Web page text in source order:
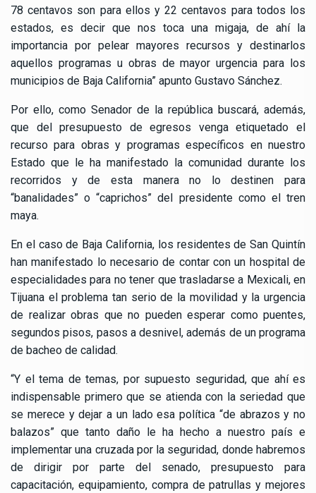
78 centavos son para ellos y 22 centavos para todos los
estados, es decir que nos toca una migaja, de ahí la
importancia por pelear mayores recursos y destinarlos
aquellos programas u obras de mayor urgencia para los
municipios de Baja California” apunto Gustavo Sánchez.
Por ello, como Senador de la república buscará, además,
que del presupuesto de egresos venga etiquetado el
recurso para obras y programas específicos en nuestro
Estado que le ha manifestado la comunidad durante los
recorridos y de esta manera no lo destinen para
“banalidades” o “caprichos” del presidente como el tren
maya.
En el caso de Baja California, los residentes de San Quintín
han manifestado lo necesario de contar con un hospital de
especialidades para no tener que trasladarse a Mexicali, en
Tijuana el problema tan serio de la movilidad y la urgencia
de realizar obras que no pueden esperar como puentes,
segundos pisos, pasos a desnivel, además de un programa
de bacheo de calidad.
“Y el tema de temas, por supuesto seguridad, que ahí es
indispensable primero que se atienda con la seriedad que
se merece y dejar a un lado esa política “de abrazos y no
balazos” que tanto daño le ha hecho a nuestro país e
implementar una cruzada por la seguridad, donde habremos
de dirigir por parte del senado, presupuesto para
capacitación, equipamiento, compra de patrullas y mejores